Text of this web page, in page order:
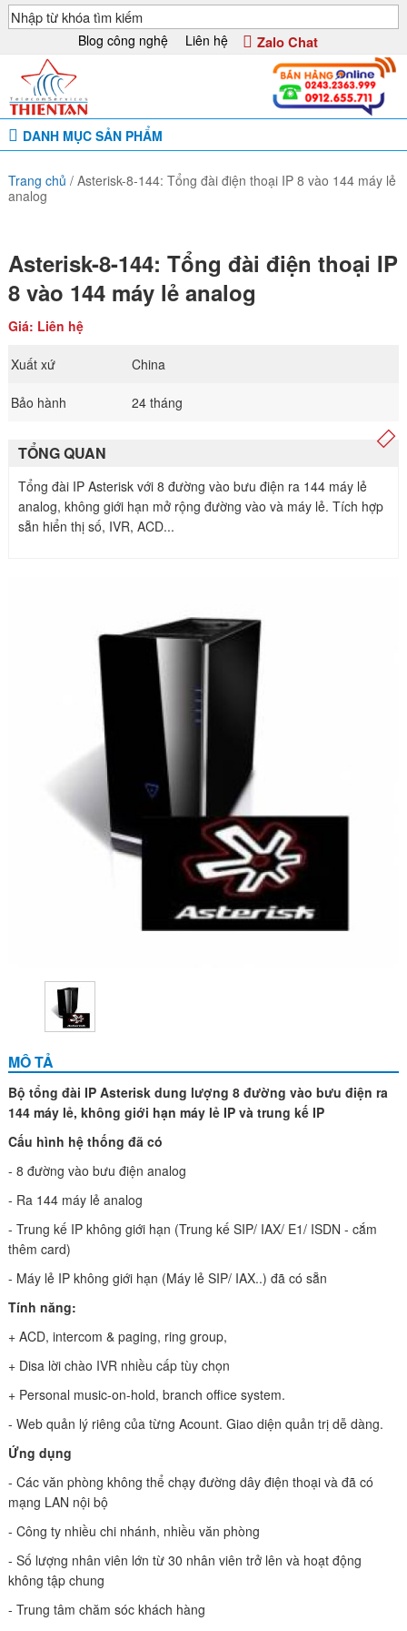
Blog công nghệ Liên hệ Zalo Chat
DANH MỤC SẢN PHẨM
Trang chủ / Asterisk-8-144: Tổng đài điện thoại IP 8 vào 144 máy lẻ
analog
Asterisk-8-144: Tổng đài điện thoại IP
8 vào 144 máy lẻ analog
Giá: Liên hệ
Xuất xứ China
Bảo hành 24 tháng
TỔNG QUAN
Tổng đài IP Asterisk với 8 đường vào bưu điện ra 144 máy lẻ
analog, không giới hạn mở rộng đường vào và máy lẻ. Tích hợp
sẵn hiển thị số, IVR, ACD...
MÔ TẢ
Bộ tổng đài IP Asterisk dung lượng 8 đường vào bưu điện ra
144 máy lẻ, không giới hạn máy lẻ IP và trung kế IP
Cấu hình hệ thống đã có
- 8 đường vào bưu điện analog
- Ra 144 máy lẻ analog
- Trung kế IP không giới hạn (Trung kế SIP/ IAX/ E1/ ISDN - cắm
thêm card)
- Máy lẻ IP không giới hạn (Máy lẻ SIP/ IAX..) đã có sẵn
Tính năng:
+ ACD, intercom & paging, ring group,
+ Disa lời chào IVR nhiều cấp tùy chọn
+ Personal music-on-hold, branch office system.
- Web quản lý riêng của từng Acount. Giao diện quản trị dễ dàng.
Ứng dụng
- Các văn phòng không thể chạy đường dây điện thoại và đã có
mạng LAN nội bộ
- Công ty nhiều chi nhánh, nhiều văn phòng
- Số lượng nhân viên lớn từ 30 nhân viên trở lên và hoạt động
không tập chung
- Trung tâm chăm sóc khách hàng